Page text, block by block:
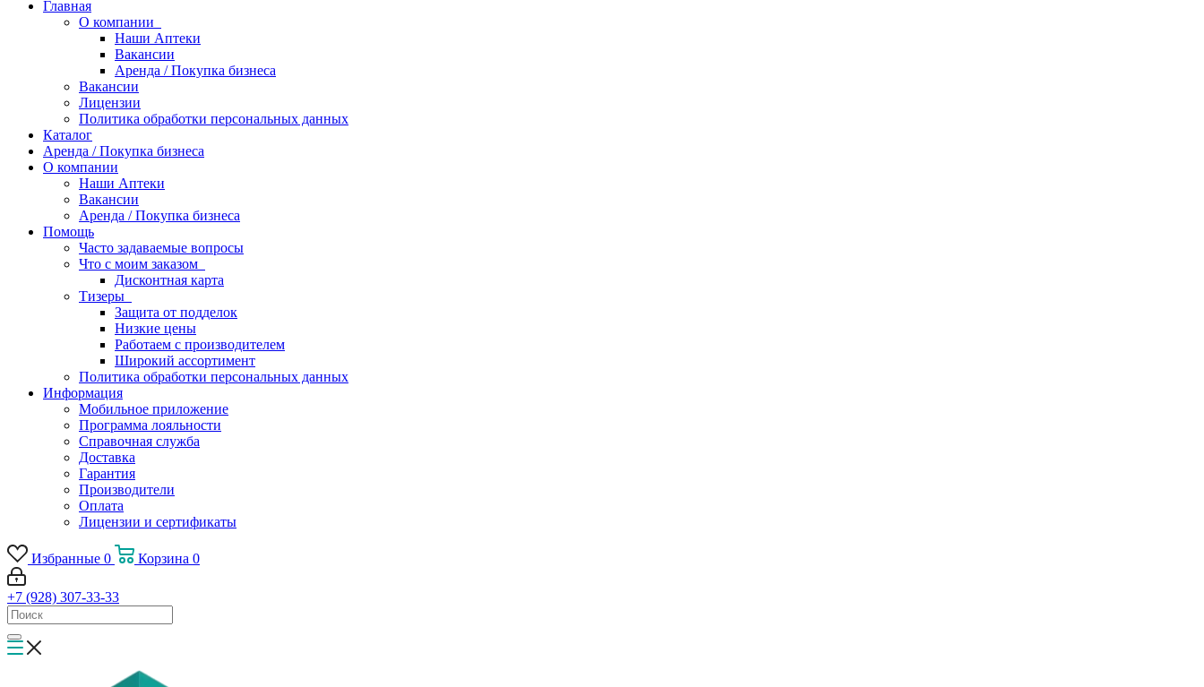
Главная
О компании
Наши Аптеки
Вакансии
Аренда / Покупка бизнеса
Вакансии
Лицензии
Политика обработки персональных данных
Каталог
Аренда / Покупка бизнеса
О компании
Наши Аптеки
Вакансии
Аренда / Покупка бизнеса
Помощь
Часто задаваемые вопросы
Что с моим заказом
Дисконтная карта
Тизеры
Защита от подделок
Низкие цены
Работаем с производителем
Широкий ассортимент
Политика обработки персональных данных
Информация
Мобильное приложение
Программа лояльности
Справочная служба
Доставка
Гарантия
Производители
Оплата
Лицензии и сертификаты
Избранные 0 Корзина 0
+7 (928) 307-33-33